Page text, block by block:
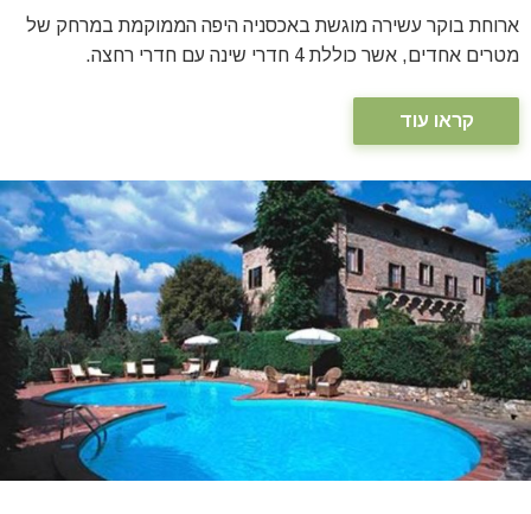
ארוחת בוקר עשירה מוגשת באכסניה היפה הממוקמת במרחק של
מטרים אחדים, אשר כוללת 4 חדרי שינה עם חדרי רחצה.
קראו עוד